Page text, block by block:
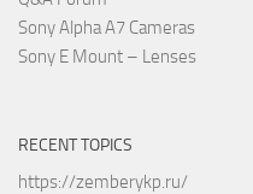
Sony Alpha A7 Cameras
Sony E Mount – Lenses
RECENT TOPICS
https://zemberykp.ru/